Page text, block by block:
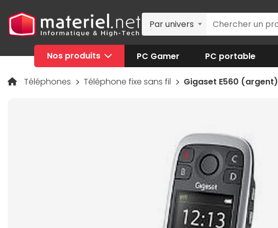
Par univers
Nos produits PC Gamer PC portable
Téléphones Téléphone fixe sans fil Gigaset E560 (argent)